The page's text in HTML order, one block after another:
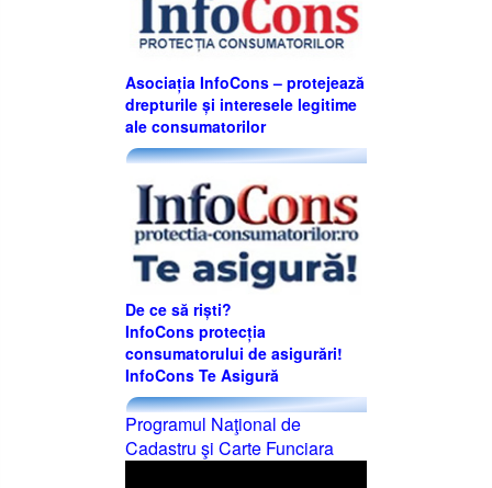
Asociația InfoCons – protejează
drepturile și interesele legitime
ale consumatorilor
De ce să riști?
InfoCons protecția
consumatorului de asigurări!
InfoCons Te Asigură
Programul Naţional de
Cadastru şi Carte Funciara